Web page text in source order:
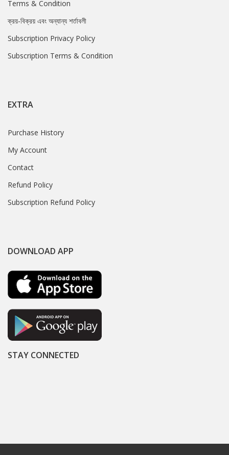
Terms & Condition
ক্রয়-বিক্রয় এবং অন্যান্য শর্তাবলী
Subscription Privacy Policy
Subscription Terms & Condition
EXTRA
Purchase History
My Account
Contact
Refund Policy
Subscription Refund Policy
DOWNLOAD APP
STAY CONNECTED